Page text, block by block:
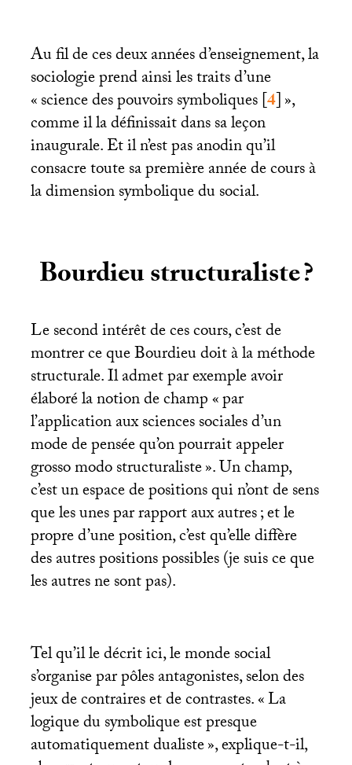
Au fil de ces deux années d’enseignement, la
sociologie prend ainsi les traits d’une
«science des pouvoirs symboliques[4]»,
comme il la définissait dans sa leçon
inaugurale. Et il n’est pas anodin qu’il
consacre toute sa première année de cours à
la dimension symbolique du social.
Bourdieu structuraliste?
Le second intérêt de ces cours, c’est de
montrer ce que Bourdieu doit à la méthode
structurale. Il admet par exemple avoir
élaboré la notion de champ «par
l’application aux sciences sociales d’un
mode de pensée qu’on pourrait appeler
grosso modo structuraliste». Un champ,
c’est un espace de positions qui n’ont de sens
que les unes par rapport aux autres; et le
propre d’une position, c’est qu’elle diffère
des autres positions possibles (je suis ce que
les autres ne sont pas).
Tel qu’il le décrit ici, le monde social
s’organise par pôles antagonistes, selon des
jeux de contraires et de contrastes. «La
logique du symbolique est presque
automatiquement dualiste», explique-t-il,